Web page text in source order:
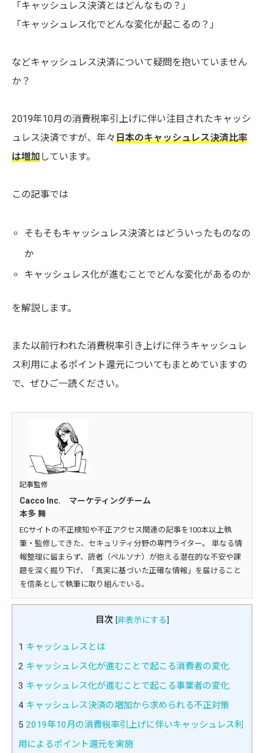
「キャッシュレス決済とはどんなもの？」
「キャッシュレス化でどんな変化が起こるの？」
などキャッシュレス決済について疑問を抱いていません
か？
2019年10月の消費税率引上げに伴い注目されたキャッシ
ュレス決済ですが、年々日本のキャッシュレス決済比率
は増加しています。
この記事では
そもそもキャッシュレス決済とはどういったものなの
か
キャッシュレス化が進むことでどんな変化があるのか
を解説します。
また以前行われた消費税率引き上げに伴うキャッシュレ
ス利用によるポイント還元についてもまとめていますの
で、ぜひご一読ください。
記事監修
Cacco Inc. マーケティングチーム
本多 舞
ECサイトの不正検知や不正アクセス関連の記事を100本以上執
筆・監修してきた、セキュリティ分野の専門ライター。 単なる情
報整理に留まらず、読者（ペルソナ）が抱える潜在的な不安や課
題を深く掘り下げ、「真実に基づいた正確な情報」を届けること
を信条として執筆に取り組んでいる。
目次 [非表示にする]
1 キャッシュレスとは
2 キャッシュレス化が進むことで起こる消費者の変化
3 キャッシュレス化が進むことで起こる事業者の変化
4 キャッシュレス決済の増加から求められる不正対策
5 2019年10月の消費税率引上げに伴いキャッシュレス利
用によるポイント還元を実施